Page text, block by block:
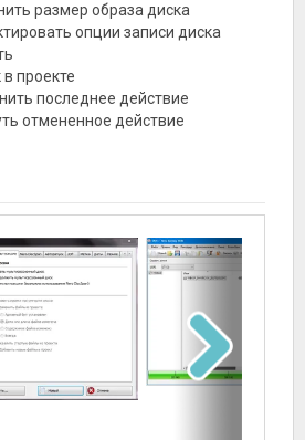
размер образа диска
опции записи диска
в проекте
последнее действие
отмененное действие